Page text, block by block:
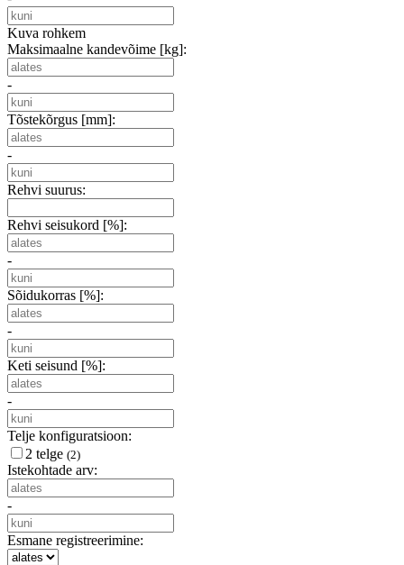
Kuva rohkem
Maksimaalne kandevõime [kg]:
-
Tõstekõrgus [mm]:
-
Rehvi suurus:
Rehvi seisukord [%]:
-
Sõidukorras [%]:
-
Keti seisund [%]:
-
Telje konfiguratsioon:
2 telge (2)
Istekohtade arv:
-
Esmane registreerimine: